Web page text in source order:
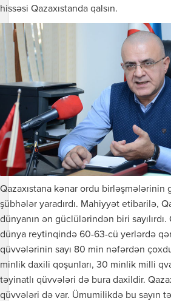
hissəsi Qazaxıstanda qalsın.
Qazaxıstana kənar ordu
şübhələr yaradırdı. Mahiyyət etibarilə,
dünyanın ən güclülərindən biri sayılırdı.
dünya reytinqində 60-63-cü yerlərdə
qüvvələrinin sayı 80 min nəfərdən
minlik daxili qoşunları, 30 minlik milli
təyinatlı qüvvələri də bura daxildir.
qüvvələri də var. Ümumilikdə bu sayın